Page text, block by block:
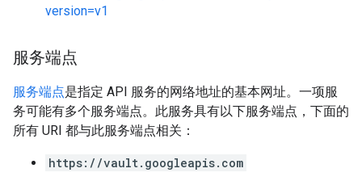
version=v1
服务端点
服务端点是指定 API 服务的网络地址的基本网址。一项服
务可能有多个服务端点。此服务具有以下服务端点，下面的
所有 URI 都与此服务端点相关：
https://vault.googleapis.com